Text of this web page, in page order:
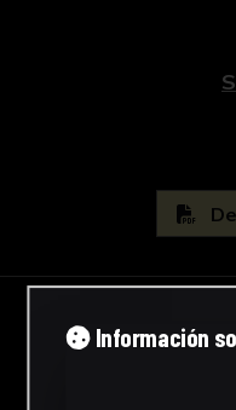
Información